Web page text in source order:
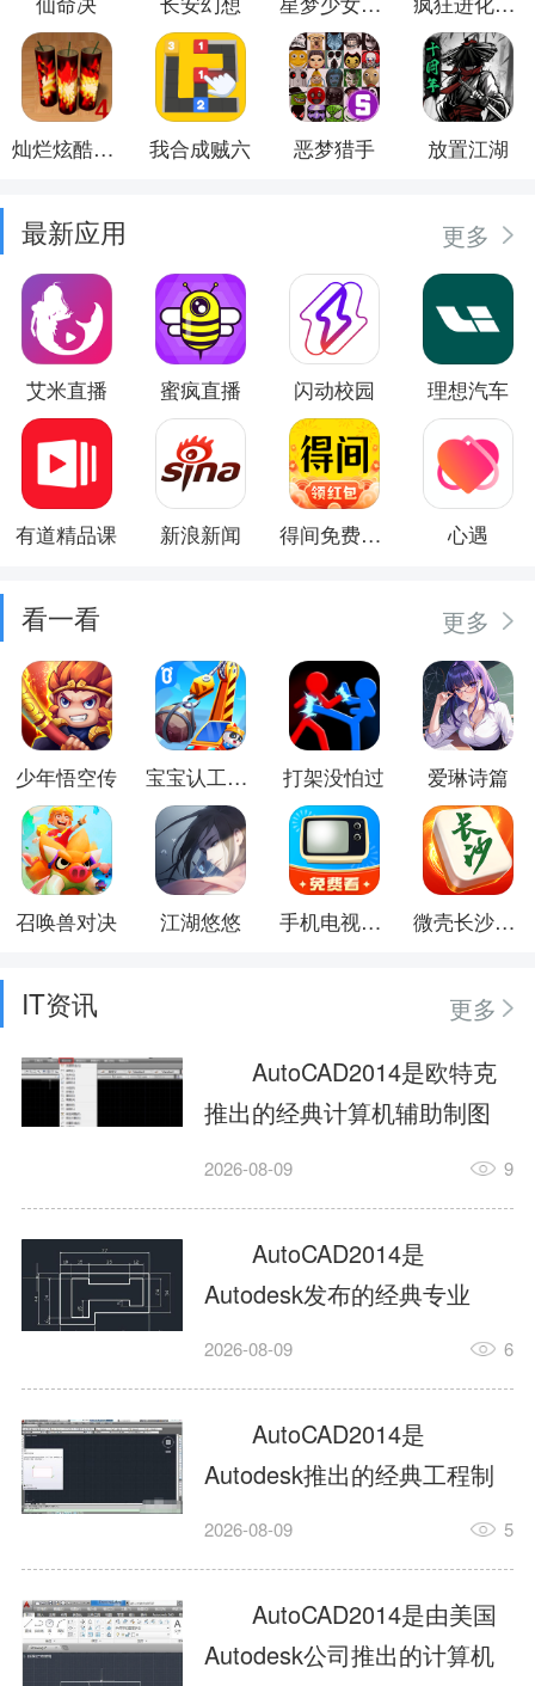
灿烂炫酷模拟器 我合成贼六 恶梦猎手 放置江湖
最新应用 更多
艾米直播 蜜疯直播 闪动校园 理想汽车
有道精品课 新浪新闻 得间免费小说 心遇
看一看 更多
少年悟空传 宝宝认工程车 打架没怕过 爱琳诗篇
召唤兽对决 江湖悠悠 手机电视高清直播 微壳长沙麻将
IT资讯
更多
AutoCAD2014是欧特克
推出的经典计算机辅助制图
工具，主打稳定2D施工图绘
行业工程设计。版本新增图
纸标签页、实景地理地图、
协同设计交流模块，优化命
令行智能纠错与图层批量管
理，支持Win8触屏操作、点
云扫描数据导入，兼容各类
DWG图纸格式，文件互通...
2026-08-09 9
AutoCAD2014是
Autodesk发布的经典专业
CAD制图设计软件，是工程
绘图工具。软件专注精准二
维绘图、图纸编辑、参数化
设计及基础三维建模，广泛
应用于建筑设计、机械制
造、土木工程、室内设计等
多个行业。软件优化绘图流
畅度与文件兼容性，支持参
2026-08-09 6
AutoCAD2014是
Autodesk推出的经典工程制
图设计软件，主打高效精准
建模作业，适配建筑、机
械、市政、室内设计等多行
业场景。软件优化运行机制
2026-08-09 5
AutoCAD2014是由美国
Autodesk公司推出的计算机